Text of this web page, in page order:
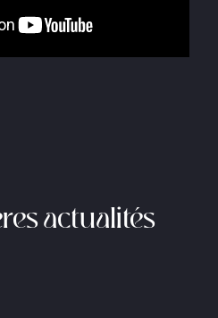
actualités